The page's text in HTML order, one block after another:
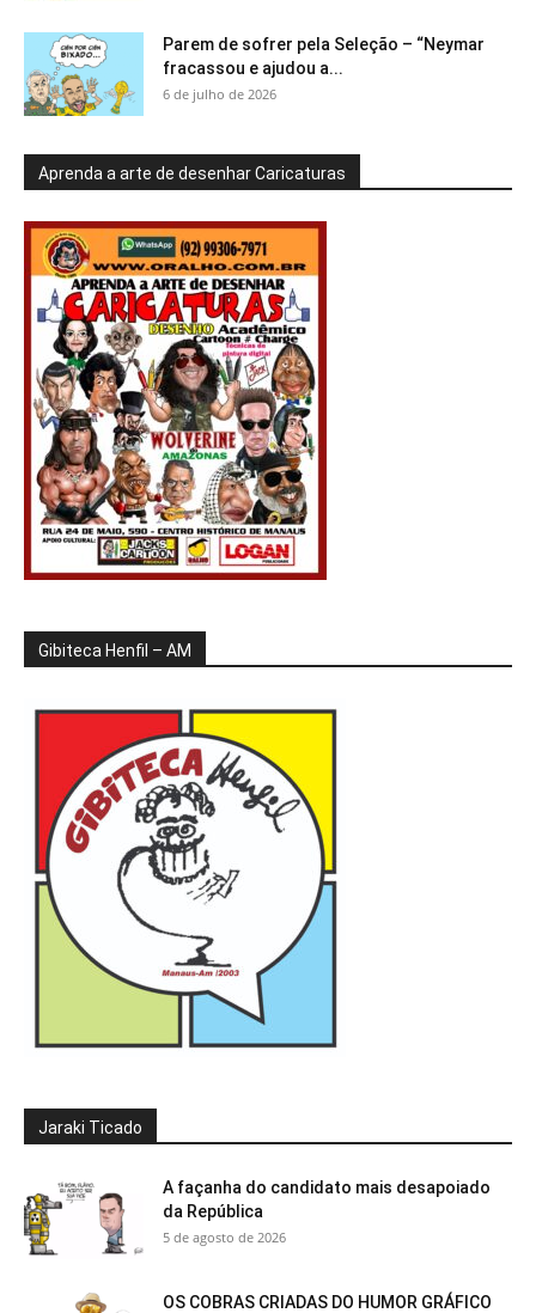
Parem de sofrer pela Seleção – “Neymar
fracassou e ajudou a...
6 de julho de 2026
Aprenda a arte de desenhar Caricaturas
Gibiteca Henfil – AM
Jaraki Ticado
A façanha do candidato mais desapoiado
da República
5 de agosto de 2026
OS COBRAS CRIADAS DO HUMOR GRÁFICO